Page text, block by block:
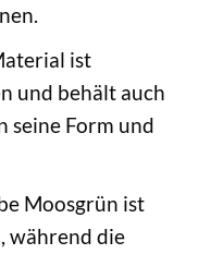
ist
und behält auch
seine Form und
Moosgrün ist
während die